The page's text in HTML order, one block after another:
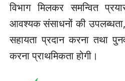
विभाग मिलकर समन्वित
आवश्यक संसाधनों की उपलब्धता,
सहायता प्रदान करना तथा
करना प्राथमिकता होगी।